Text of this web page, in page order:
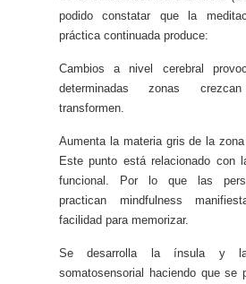
podido constatar que la
práctica continuada produce:
Cambios a nivel cerebral
determinadas zonas
transformen.
Aumenta la materia gris de la
Este punto está relacionado con
funcional. Por lo que las
practican mindfulness
facilidad para memorizar.
Se desarrolla la ínsula y
somatosensorial haciendo que se